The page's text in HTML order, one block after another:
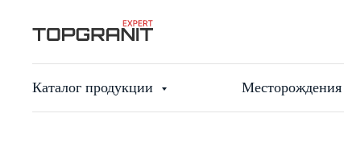
Каталог продукции Месторождения